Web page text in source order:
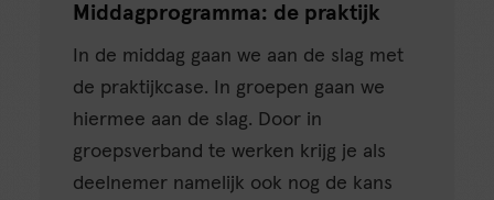
Middagprogramma: de praktijk
In de middag gaan we aan de slag met
de praktijkcase. In groepen gaan we
hiermee aan de slag. Door in
groepsverband te werken krijg je als
deelnemer namelijk ook nog de kans